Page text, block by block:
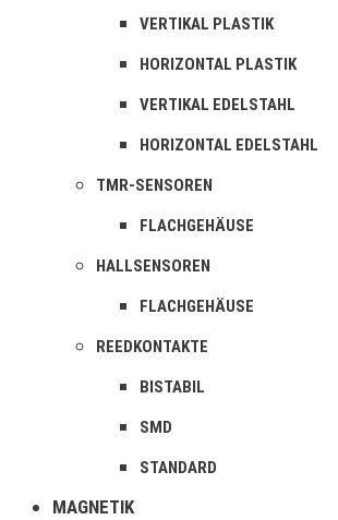
VERTIKAL PLASTIK
HORIZONTAL PLASTIK
VERTIKAL EDELSTAHL
HORIZONTAL EDELSTAHL
TMR-SENSOREN
FLACHGEHÄUSE
HALLSENSOREN
FLACHGEHÄUSE
REEDKONTAKTE
BISTABIL
SMD
STANDARD
MAGNETIK